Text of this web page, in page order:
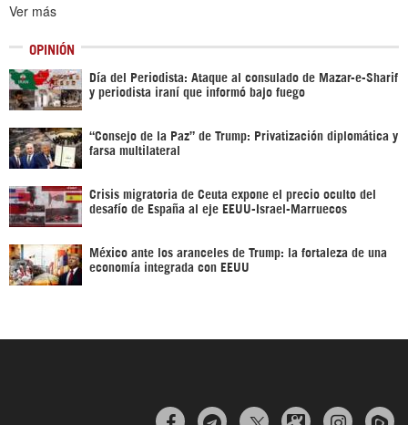
Ver más
OPINIÓN
Día del Periodista: Ataque al consulado de Mazar-e-Sharif
y periodista iraní que informó bajo fuego
“Consejo de la Paz” de Trump: Privatización diplomática y
farsa multilateral
Crisis migratoria de Ceuta expone el precio oculto del
desafío de España al eje EEUU-Israel-Marruecos
México ante los aranceles de Trump: la fortaleza de una
economía integrada con EEUU